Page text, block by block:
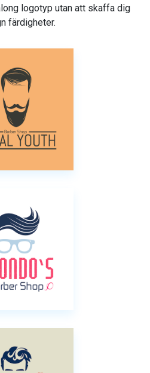
logotyp utan att skaffa dig
färdigheter.